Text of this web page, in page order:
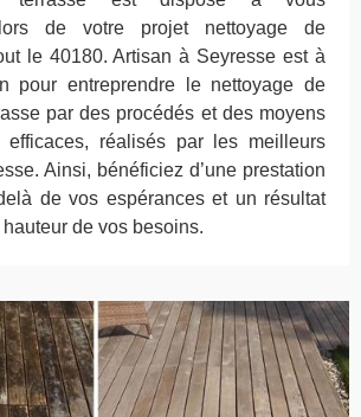
lors de votre projet nettoyage de
le 40180. Artisan à Seyresse est à
pour entreprendre le nettoyage de
par des procédés et des moyens
efficaces, réalisés par les meilleurs
Ainsi, bénéficiez d’une prestation
de vos espérances et un résultat
de vos besoins.